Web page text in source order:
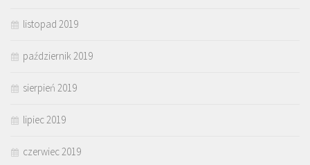
listopad 2019
październik 2019
sierpień 2019
lipiec 2019
czerwiec 2019